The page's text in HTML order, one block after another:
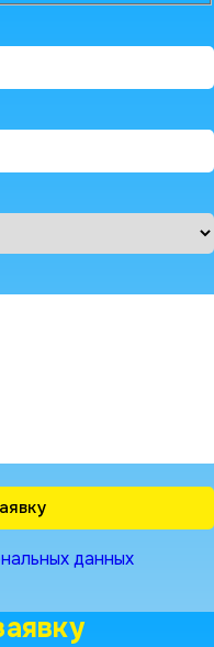
данных